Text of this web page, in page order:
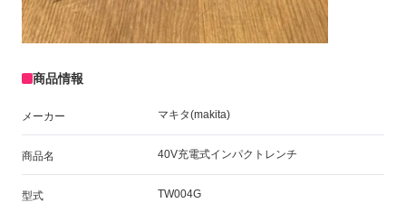
商品情報
メーカー マキタ(makita)
商品名 40V充電式インパクトレンチ
型式 TW004G